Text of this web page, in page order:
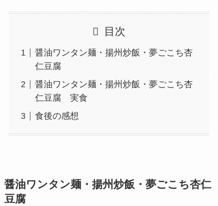
目次
醤油ワンタン麺・揚州炒飯・夢ごこち杏
仁豆腐
醤油ワンタン麺・揚州炒飯・夢ごこち杏
仁豆腐 実食
食後の感想
醤油ワンタン麺・揚州炒飯・夢ごこち杏仁
豆腐